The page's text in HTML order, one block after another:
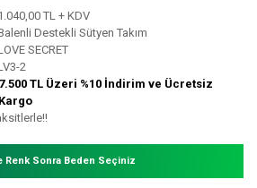
TL + KDV
Destekli Sütyen Takım
SECRET
2
7.500 TL Üzeri %10 İndirim ve Ücretsiz
Kargo
Renk Sonra Beden Seçiniz